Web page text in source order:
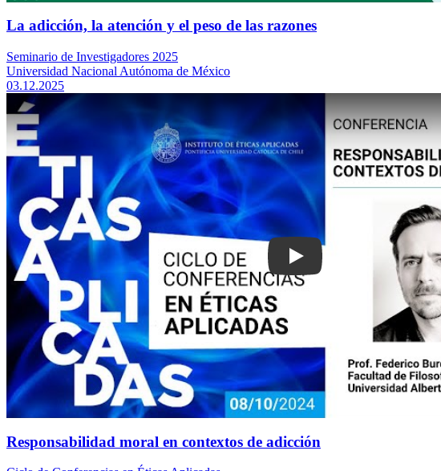
La adicción, la atención y el peso de las razones
Seminario de Investigadores 2025
Universidad Nacional Autónoma de México
03.12.2025
Play
Responsabilidad moral en contextos de adicción